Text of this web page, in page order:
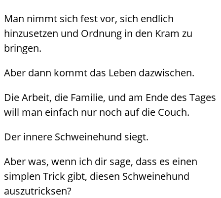
Man nimmt sich fest vor, sich endlich
hinzusetzen und Ordnung in den Kram zu
bringen.
Aber dann kommt das Leben dazwischen.
Die Arbeit, die Familie, und am Ende des Tages
will man einfach nur noch auf die Couch.
Der innere Schweinehund siegt.
Aber was, wenn ich dir sage, dass es einen
simplen Trick gibt, diesen Schweinehund
auszutricksen?